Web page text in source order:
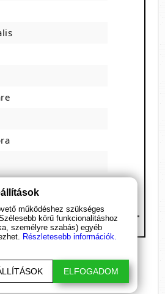
működéshez szükséges
körű funkcionalitáshoz
személyre szabás) egyéb
Részletesebb információk.
ELFOGADOM